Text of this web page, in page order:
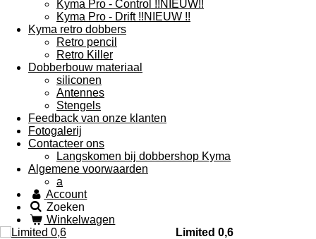
Kyma Pro - Control !!NIEUW!!
Kyma Pro - Drift !!NIEUW !!
Kyma retro dobbers
Retro pencil
Retro Killer
Dobberbouw materiaal
siliconen
Antennes
Stengels
Feedback van onze klanten
Fotogalerij
Contacteer ons
Langskomen bij dobbershop Kyma
Algemene voorwaarden
a
Account
Zoeken
Winkelwagen
Limited 0,6